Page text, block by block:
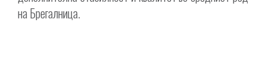
на Брегалница.